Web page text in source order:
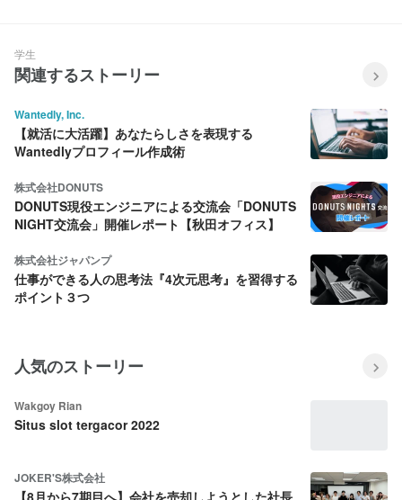
学生
関連するストーリー
Wantedly, Inc.
【就活に大活躍】あなたらしさを表現する
Wantedlyプロフィール作成術
株式会社DONUTS
DONUTS現役エンジニアによる交流会「DONUTS
NIGHT交流会」開催レポート【秋田オフィス】
株式会社ジャパンプ
仕事ができる人の思考法『4次元思考』を習得する
ポイント３つ
人気のストーリー
Wakgoy Rian
Situs slot tergacor 2022
JOKER'S株式会社
【8月から7期目へ】会社を売却しようとした社長